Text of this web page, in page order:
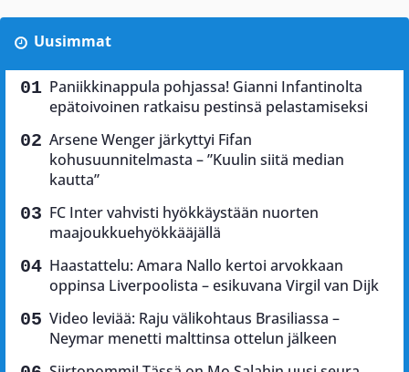
Uusimmat
Paniikkinappula pohjassa! Gianni Infantinolta
epätoivoinen ratkaisu pestinsä pelastamiseksi
Arsene Wenger järkyttyi Fifan
kohusuunnitelmasta – ”Kuulin siitä median
kautta”
FC Inter vahvisti hyökkäystään nuorten
maajoukkuehyökkääjällä
Haastattelu: Amara Nallo kertoi arvokkaan
oppinsa Liverpoolista – esikuvana Virgil van Dijk
Video leviää: Raju välikohtaus Brasiliassa –
Neymar menetti malttinsa ottelun jälkeen